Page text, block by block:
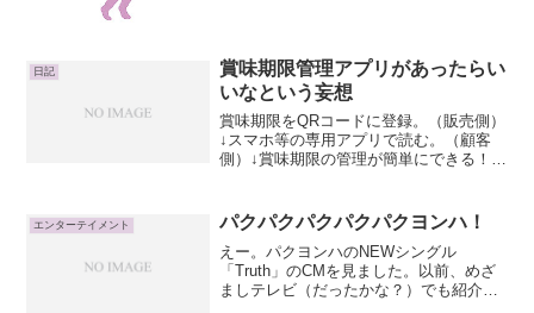
日記
賞味期限管理アプリがあったらい
いなという妄想
賞味期限をQRコードに登録。（販売側）
↓スマホ等の専用アプリで読む。（顧客
側）↓賞味期限の管理が簡単にできる！と
てたコンニャクの賞味期限がまた切れて
いて、ちょっと凹んだ...
エンターテイメント パクパクパクパクパクヨンハ！
えー。パクヨンハのNEWシングル
「Truth」のCMを見ました。以前、めざ
ましテレビ（だったかな？）でも紹介し